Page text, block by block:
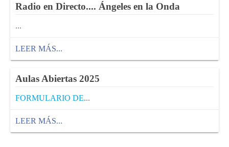
Radio en Directo.... Ángeles en la Onda
...
LEER MÁS...
Aulas Abiertas 2025
FORMULARIO DE...
LEER MÁS...